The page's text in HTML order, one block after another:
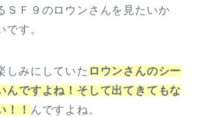
ＳＦ９のロウンさんを見たいか
です。
しみにしていた ロウンさんのシー
んですよね！そして出てきてもな
！！ んですよね。